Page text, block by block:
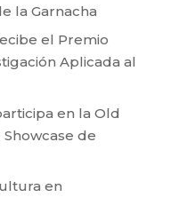
la Garnacha
el Premio
Aplicada al
en la Old
de
en